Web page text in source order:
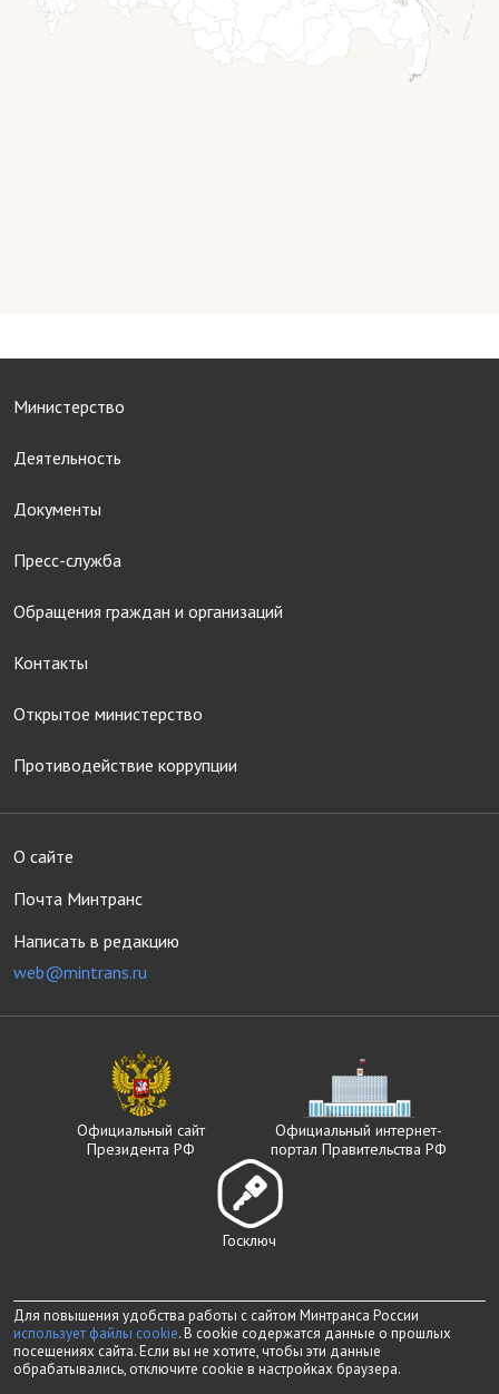
Министерство
Деятельность
Документы
Пресс-служба
Обращения граждан и организаций
Контакты
Открытое министерство
Противодействие коррупции
О сайте
Почта Минтранс
Написать в редакцию
web@mintrans.ru
Официальный сайт
Президента РФ
Официальный интернет-
портал Правительства РФ
Госключ
Для повышения удобства работы с сайтом Минтранса России
использует файлы cookie. В cookie содержатся данные о прошлых
посещениях сайта. Если вы не хотите, чтобы эти данные
обрабатывались, отключите cookie в настройках браузера.